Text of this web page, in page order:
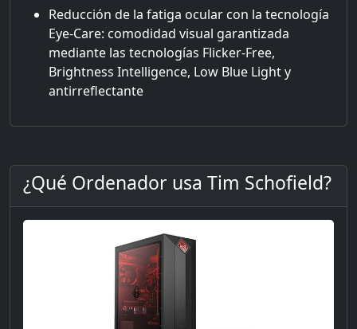
Reducción de la fatiga ocular con la tecnología
Eye-Care: comodidad visual garantizada
mediante las tecnologías Flicker-Free,
Brightness Intelligence, Low Blue Light y
antirreflectante
¿Qué Ordenador usa Tim Schofield?